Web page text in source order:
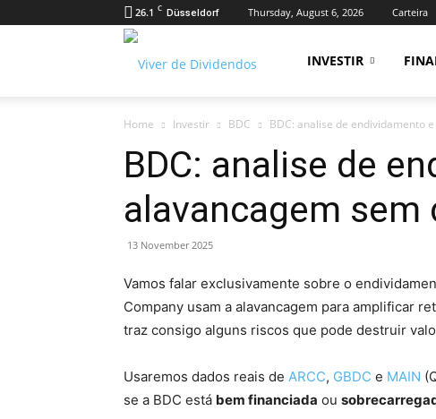
26.1 C Düsseldorf Thursday, August 6, 2026 Carteira
de
Dividendos
INVESTIR
Home Investir BDC BDC: analise de endividamento
BDC: analise de
alavancagem
13 November 2025
Vamos falar exclusivamente sobre o
Company usam a alavancagem para amplificar
traz consigo alguns riscos que pode destruir
Usaremos dados reais de ARCC, GBDC e MAIN
se a BDC está bem financiada ou